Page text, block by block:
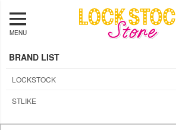
MENU
BRAND LIST
LOCKSTOCK
STLIKE